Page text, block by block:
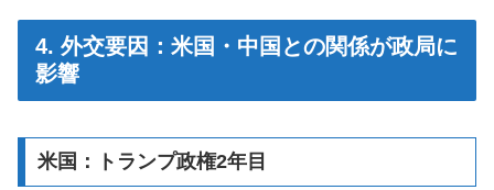
4. 外交要因：米国・中国との関係が政局に
影響
米国：トランプ政権2年目